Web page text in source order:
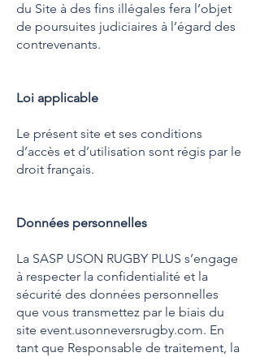
du Site à des fins illégales fera l’objet
de poursuites judiciaires à l’égard des
contrevenants.
Loi applicable
Le présent site et ses conditions
d’accès et d’utilisation sont régis par le
droit français.
Données personnelles
La SASP USON RUGBY PLUS s’engage
à respecter la confidentialité et la
sécurité des données personnelles
que vous transmettez par le biais du
site event.usonneversrugby.com. En
tant que Responsable de traitement, la